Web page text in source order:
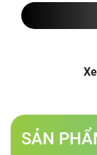
SẢN